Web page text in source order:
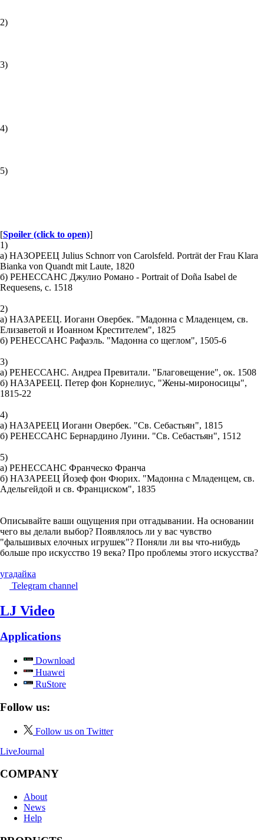
2)
3)
4)
5)
[Spoiler (click to open)]
1)
а) НАЗОРЕЕЦ Julius Schnorr von Carolsfeld. Porträt der Frau Klara
Bianka von Quandt mit Laute, 1820
б) РЕНЕССАНС Джулио Романо - Portrait of Doña Isabel de
Requesens, с. 1518
2)
а) НАЗАРЕЕЦ. Иоганн Овербек. "Мадонна с Младенцем, св.
Елизаветой и Иоанном Крестителем", 1825
б) РЕНЕССАНС Рафаэль. "Мадонна со щеглом", 1505-6
3)
а) РЕНЕССАНС. Андреа Превитали. "Благовещение", ок. 1508
б) НАЗАРЕЕЦ. Петер фон Корнелиус, "Жены-мироносицы",
1815-22
4)
а) НАЗАРЕЕЦ Иоганн Овербек. "Св. Себастьян", 1815
б) РЕНЕССАНС Бернардино Луини. "Св. Себастьян", 1512
5)
а) РЕНЕССАНС Франческо Франча
б) НАЗАРЕЕЦ Йозеф фон Фюрих. "Мадонна с Младенцем, св.
Адельгейдой и св. Франциском", 1835
Описывайте ваши ощущения при отгадывании. На основании
чего вы делали выбор? Появлялось ли у вас чувство
"фальшивых елочных игрушек"? Поняли ли вы что-нибудь
больше про искусство 19 века? Про проблемы этого искусства?
угадайка
Telegram channel
LJ Video
Applications
Download
Huawei
RuStore
Follow us:
Follow us on Twitter
LiveJournal
COMPANY
About
News
Help